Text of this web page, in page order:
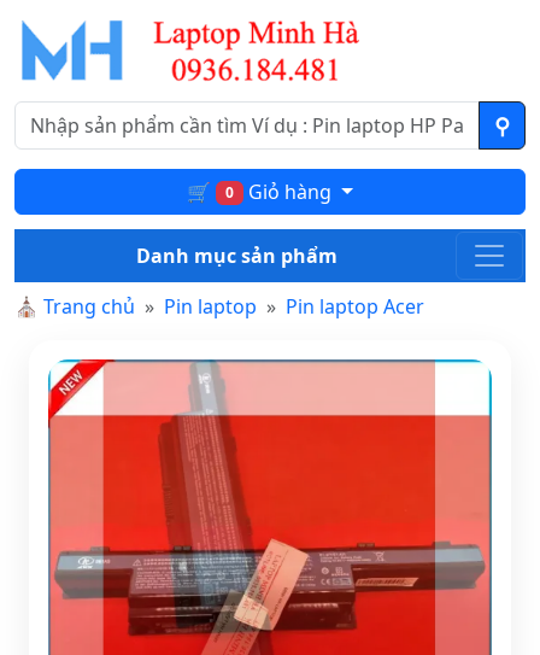
🛒 0 Giỏ hàng
Danh mục sản phẩm
⛪ Trang chủ Pin laptop Pin laptop Acer